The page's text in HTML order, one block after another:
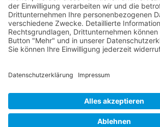
Widerrufsrecht und Widerrufsformular
Impressum
Datenschutzerklärung
Cookie-Einstellungen
AGB
Streitbeilegungsstelle